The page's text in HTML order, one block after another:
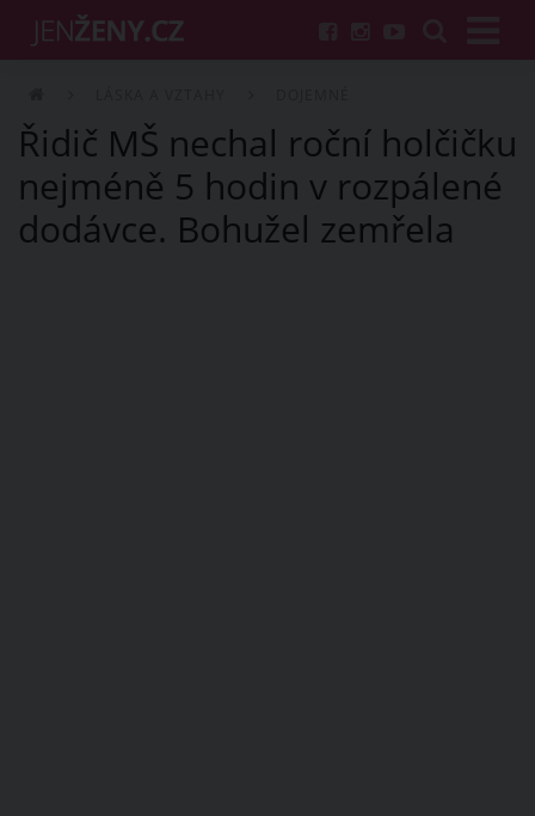
Řidič MŠ nechal roční holčičku
nejméně 5 hodin v rozpálené
dodávce. Bohužel zemřela